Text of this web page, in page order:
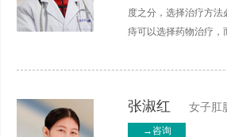
度之分，选择治疗方
痔可以选择药物治疗，
张淑红 女子肛
→咨询